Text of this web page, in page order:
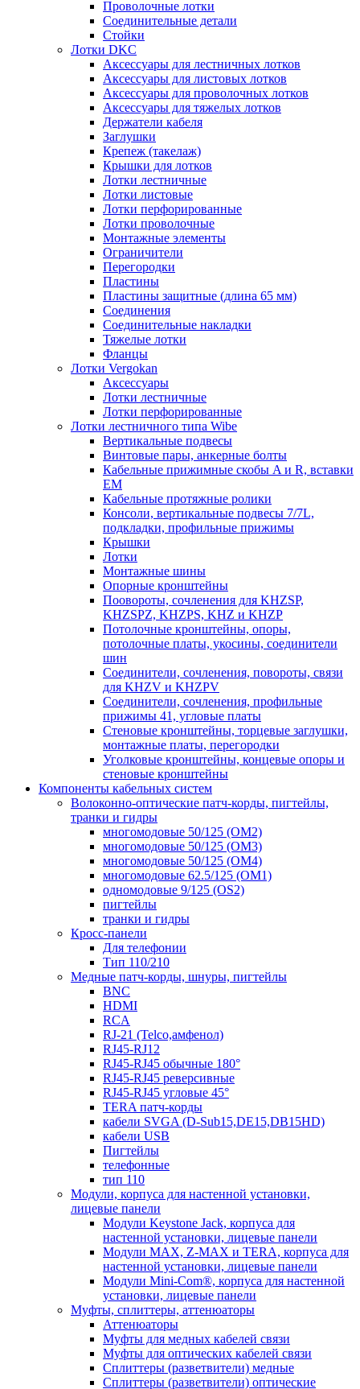
Проволочные лотки
Соединительные детали
Стойки
Лотки DKC
Аксессуары для лестничных лотков
Аксессуары для листовых лотков
Аксессуары для проволочных лотков
Аксессуары для тяжелых лотков
Держатели кабеля
Заглушки
Крепеж (такелаж)
Крышки для лотков
Лотки лестничные
Лотки листовые
Лотки перфорированные
Лотки проволочные
Монтажные элементы
Ограничители
Перегородки
Пластины
Пластины защитные (длина 65 мм)
Соединения
Соединительные накладки
Тяжелые лотки
Фланцы
Лотки Vergokan
Аксессуары
Лотки лестничные
Лотки перфорированные
Лотки лестничного типа Wibe
Вертикальные подвесы
Винтовые пары, анкерные болты
Кабельные прижимные скобы A и R, вставки
EM
Кабельные протяжные ролики
Консоли, вертикальные подвесы 7/7L,
подкладки, профильные прижимы
Крышки
Лотки
Монтажные шины
Опорные кронштейны
Поовороты, сочленения для KHZSP,
KHZSPZ, KHZPS, KHZ и KHZP
Потолочные кронштейны, опоры,
потолочные платы, укосины, соединители
шин
Соединители, сочленения, повороты, связи
для KHZV и KHZPV
Соединители, сочленения, профильные
прижимы 41, угловые платы
Стеновые кронштейны, торцевые заглушки,
монтажные платы, перегородки
Уголковые кронштейны, концевые опоры и
стеновые кронштейны
Компоненты кабельных систем
Волоконно-оптические патч-корды, пигтейлы,
транки и гидры
многомодовые 50/125 (OM2)
многомодовые 50/125 (OM3)
многомодовые 50/125 (OM4)
многомодовые 62.5/125 (OM1)
одномодовые 9/125 (OS2)
пигтейлы
транки и гидры
Кросс-панели
Для телефонии
Тип 110/210
Медные патч-корды, шнуры, пигтейлы
BNC
HDMI
RCA
RJ-21 (Telco,амфенол)
RJ45-RJ12
RJ45-RJ45 обычные 180°
RJ45-RJ45 реверсивные
RJ45-RJ45 угловые 45°
TERA патч-корды
кабели SVGA (D-Sub15,DE15,DB15HD)
кабели USB
Пигтейлы
телефонные
тип 110
Модули, корпуса для настенной установки,
лицевые панели
Модули Keystone Jack, корпуса для
настенной установки, лицевые панели
Модули MAX, Z-MAX и TERA, корпуса для
настенной установки, лицевые панели
Модули Mini-Com®, корпуса для настенной
установки, лицевые панели
Муфты, сплиттеры, аттенюаторы
Аттенюаторы
Муфты для медных кабелей связи
Муфты для оптических кабелей связи
Сплиттеры (разветвители) медные
Сплиттеры (разветвители) оптические